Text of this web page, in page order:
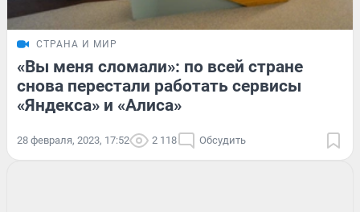
СТРАНА И МИР
«Вы меня сломали»: по всей стране
снова перестали работать сервисы
«Яндекса» и «Алиса»
28 февраля, 2023, 17:52 2 118 Обсудить